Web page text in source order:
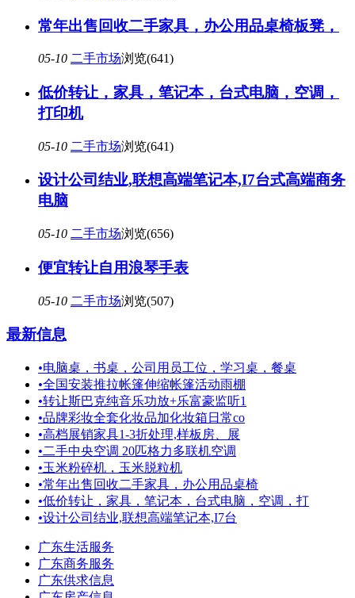
常年出售回收二手家具，办公用品桌椅板凳，
05-10 二手市场浏览(641)
低价转让，家具，笔记本，台式电脑，空调，
打印机
05-10 二手市场浏览(641)
设计公司结业,联想高端笔记本,I7台式高端商务
电脑
05-10 二手市场浏览(656)
便宜转让自用浪琴手表
05-10 二手市场浏览(507)
最新信息
•电脑桌，书桌，公司用员工位，学习桌，餐桌
•全国安装推拉帐篷伸缩帐篷活动雨棚
•转让斯巴克纯音乐功放+乐富豪监听1
•品牌彩妆全套化妆品加化妆箱日常co
•高档展销家具1-3折处理,样板房、展
•二手中央空调 20匹格力多联机空调
•玉米粉碎机，玉米脱粒机
•常年出售回收二手家具，办公用品桌椅
•低价转让，家具，笔记本，台式电脑，空调，打
•设计公司结业,联想高端笔记本,I7台
广东生活服务
广东商务服务
广东供求信息